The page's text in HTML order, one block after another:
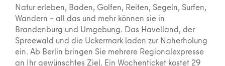
Natur erleben, Baden, Golfen, Reiten, Segeln, Surfen,
Wandern – all das und mehr können sie in
Brandenburg und Umgebung. Das Havelland, der
Spreewald und die Uckermark laden zur Naherholung
ein. Ab Berlin bringen Sie mehrere Regionalexpresse
an Ihr gewünschtes Ziel. Ein Wochenticket kostet 29